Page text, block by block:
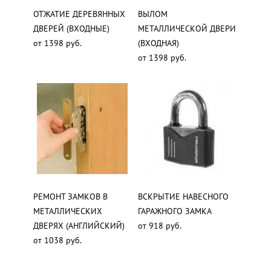
ОТЖАТИЕ ДЕРЕВЯННЫХ
ДВЕРЕЙ (ВХОДНЫЕ)
от 1398 руб.
ВЫЛОМ
МЕТАЛЛИЧЕСКОЙ ДВЕРИ
(ВХОДНАЯ)
от 1398 руб.
РЕМОНТ ЗАМКОВ В
МЕТАЛЛИЧЕСКИХ
ДВЕРЯХ (АНГЛИЙСКИЙ)
от 1038 руб.
ВСКРЫТИЕ НАВЕСНОГО
ГАРАЖНОГО ЗАМКА
от 918 руб.